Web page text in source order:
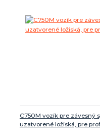
C750M vozík pre závesný
uzatvorené ložiská, pre